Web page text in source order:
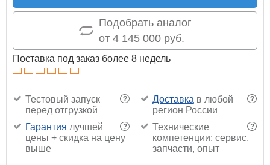
Подобрать аналог
от 4 145 000 руб.
Поставка под заказ более 8 недель
?
Тестовый запуск
перед отгрузкой
?
Доставка в любой
регион России
?
Гарантия лучшей
цены + скидка на цену
выше
?
Технические
компетенции: сервис,
запчасти, опыт